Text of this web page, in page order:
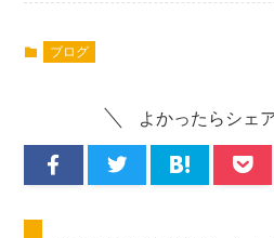
ブログ
よかったらシェ